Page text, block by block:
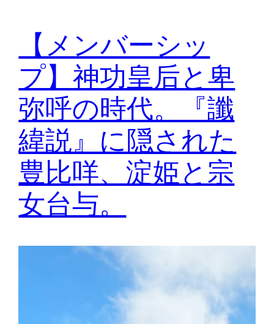
【メンバーシッ
プ】神功皇后と卑
弥呼の時代。『讖
緯説』に隠された
豊比咩、淀姫と宗
女台与。